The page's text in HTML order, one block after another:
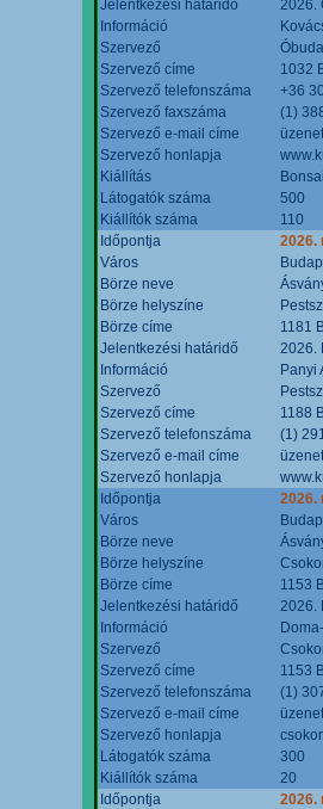
Jelentkezési határidő
2026.
Információ
Szervező
Szervező címe
1032
Szervező telefonszáma
+36
Szervező faxszáma
(1)
Szervező e-mail címe
Szervező honlapja
Kiállítás
Látogatók száma
500
Kiállítók száma
110
Időpontja
2026.
Város
Börze neve
Börze helyszíne
Börze címe
1181
Jelentkezési határidő
2026.
Információ
Panyi
Szervező
Szervező címe
1188
Szervező telefonszáma
(1)
Szervező e-mail címe
Szervező honlapja
Időpontja
2026.
Város
Börze neve
Börze helyszíne
Börze címe
1153
Jelentkezési határidő
2026.
Információ
Szervező
Szervező címe
1153
Szervező telefonszáma
(1)
Szervező e-mail címe
Szervező honlapja
Látogatók száma
300
Kiállítók száma
20
Időpontja
2026.